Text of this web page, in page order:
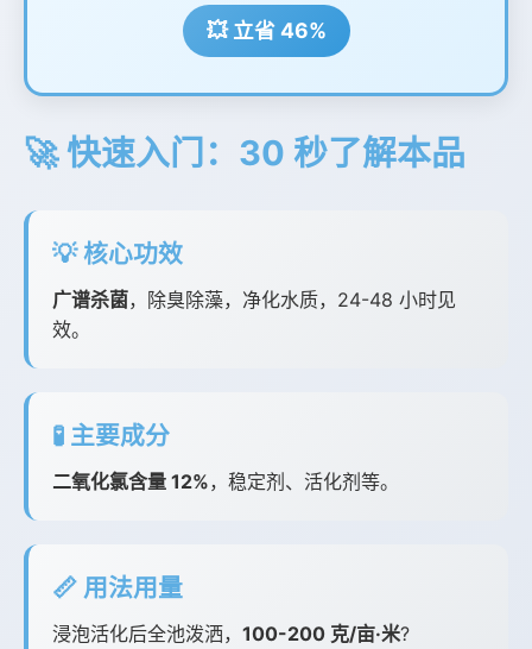
💥 立省 46%
🚀 快速入门：30 秒了解本品
💡 核心功效
广谱杀菌，除臭除藻，净化水质，24-48 小时见
效。
🧪 主要成分
二氧化氯含量 12%，稳定剂、活化剂等。
📏 用法用量
浸泡活化后全池泼洒， 100-200 克/亩·米?